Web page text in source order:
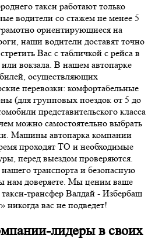
такси работают только
водители со стажем не менее 5
ориентирующиеся на
наши водители доставят точно
Вас с табличкой с рейса в
вокзала. В нашем автопарке
осуществляющих
перевозки: комфортабельные
(для групповых поездок от 5 до
представительского класса
можно самостоятельно выбрать
Машины автопарка компании
проходят ТО и необходимые
перед выездом проверяются.
транспорта и безопасную
нам доверяете. Мы ценим ваше
трансфер Валдай - Избербаш
никогда вас не подведет!
лидеры в своих